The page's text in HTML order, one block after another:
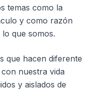
temas como la
y como razón
que somos.
que hacen diferente
nuestra vida
y aislados de